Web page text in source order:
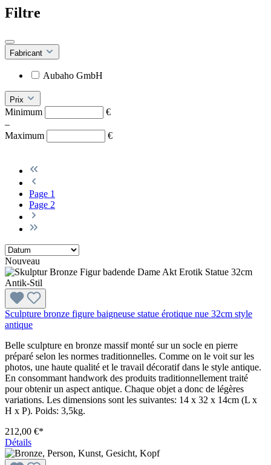
Filtre
Fabricant
Aubaho GmbH
Prix
Minimum
€
–
Maximum
€
Page 1
Page 2
Nouveau
Sculpture bronze figure baigneuse statue érotique nue 32cm style
antique
Belle sculpture en bronze massif monté sur un socle en pierre
préparé selon les normes traditionnelles. Comme on le voit sur les
photos, une haute qualité et le travail décoratif dans le style antique.
En consommant handwork des produits traditionnellement traité
pour obtenir un aspect antique. Chaque objet a donc de légères
variations. Les dimensions sont les suivantes: 14 x 32 x 14cm (L x
H x P). Poids: 3,5kg.
212,00 €*
Détails